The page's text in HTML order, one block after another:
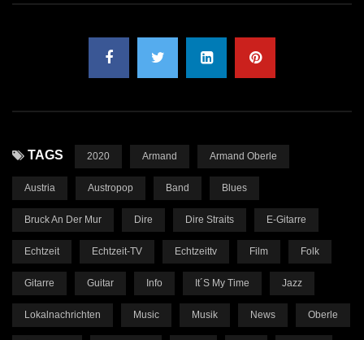
TAGS 2020 Armand Armand Oberle
Austria Austropop Band Blues
Bruck An Der Mur Dire Dire Straits E-Gitarre
Echtzeit Echtzeit-TV Echtzeittv Film Folk
Gitarre Guitar Info It´s My Time Jazz
Lokalnachrichten Music Musik News Oberle